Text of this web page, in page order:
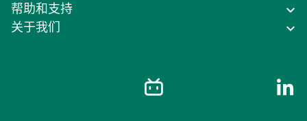
帮助和支持
关于我们